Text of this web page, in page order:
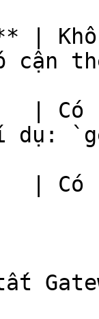
|
cận
| Có
dụ:
| Có